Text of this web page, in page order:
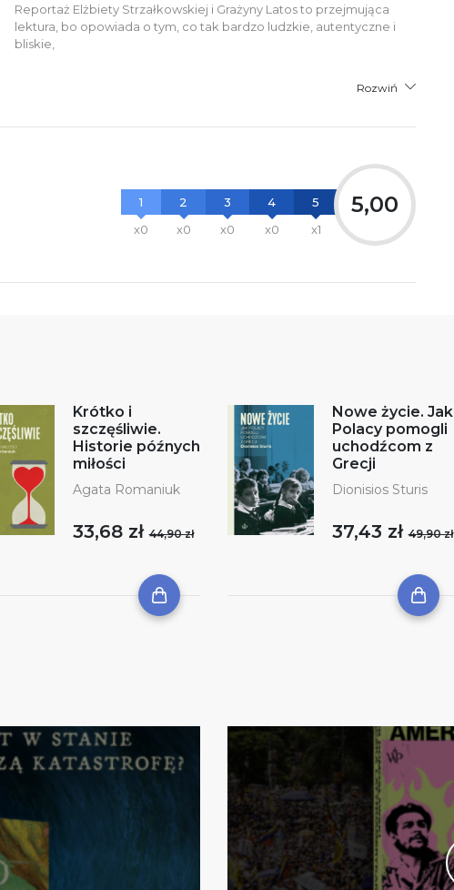
Reportaż Elżbiety Strzałkowskiej i Grażyny Latos to przejmująca
lektura, bo opowiada o tym, co tak bardzo ludzkie, autentyczne i
bliskie,
Rozwiń
1
x0
2
x0
3
x0
4
x0
5
x1
5,00
Krótko i
szczęśliwie.
Historie późnych
miłości
Agata Romaniuk
33,68 zł44,90 zł
Nowe życie. Jak
Polacy pomogli
uchodźcom z
Grecji
Dionisios Sturis
37,43 zł49,90 zł